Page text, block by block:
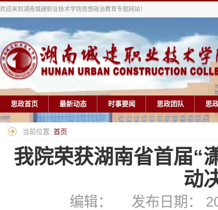
欢迎来到湖南城建职业技术学院思想政治教育专题网站！
思政首页 最新动态 时事要闻 思政团队 思
当前位置: 首页
我院荣获湖南省首届“
动
编辑： 发布日期：